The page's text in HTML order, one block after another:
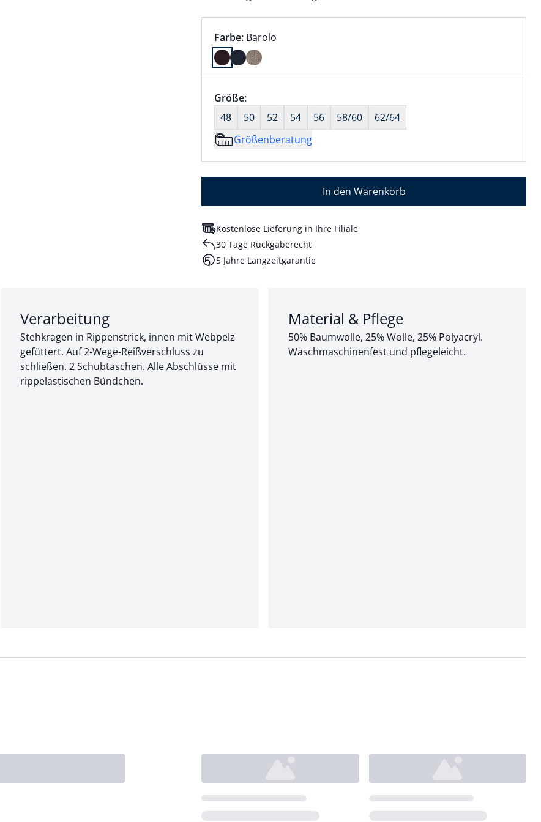
Farbauswahl:
Farbe: aktuell ausgewählt:
Barolo
Farbe Barolo ausgewählt
Größenauswahl:
Größe:nichts ausgewählt
48
50 52 54 56 58/60
62/64
Größenberatung
In den Warenkorb
Kostenlose Lieferung in Ihre Filiale
30 Tage Rückgaberecht
5 Jahre Langzeitgarantie
Abschnitt 2 von 3:
Verarbeitung
Stehkragen in Rippenstrick, innen mit Webpelz
gefüttert. Auf 2-Wege-Reißverschluss zu
schließen. 2 Schubtaschen. Alle Abschlüsse mit
rippelastischen Bündchen.
Abschnitt 3 von 3:
Material & Pflege
50% Baumwolle, 25% Wolle, 25% Polyacryl.
Waschmaschinenfest und pflegeleicht.